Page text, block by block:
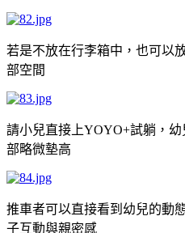
若是不放在行李箱中，也可以
部空間
請小兒直接上YOYO+試躺，
部略微墊高
推車者可以直接看到幼兒的動
子互動與親密感